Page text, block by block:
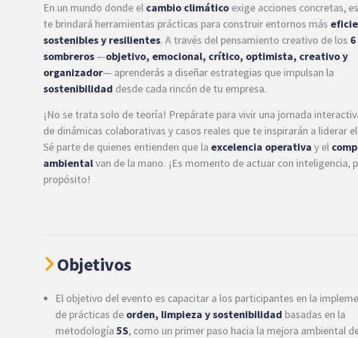
En un mundo donde el cambio climático exige acciones concretas,
te brindará herramientas prácticas para construir entornos más
sostenibles y resilientes. A través del pensamiento creativo de los 6
sombreros —objetivo, emocional, crítico, optimista, creativo y
organizador— aprenderás a diseñar estrategias que impulsan la
sostenibilidad desde cada rincón de tu empresa.
¡No se trata solo de teoría! Prepárate para vivir una jornada
de dinámicas colaborativas y casos reales que te inspirarán a liderar
Sé parte de quienes entienden que la excelencia operativa y el
ambientalvan de la mano. ¡Es momento de actuar con inteligencia,
propósito!
Objetivos
El objetivo del evento es capacitar a los participantes en la
de prácticas de orden, limpieza y sostenibilidad basadas en la
metodología 5S, como un primer paso hacia la mejora ambiental